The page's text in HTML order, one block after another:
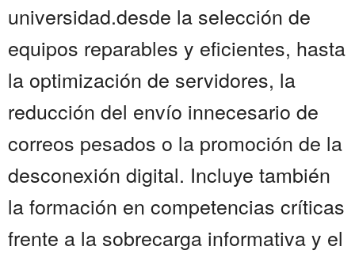
universidad.desde la selección de
equipos reparables y eficientes, hasta
la optimización de servidores, la
reducción del envío innecesario de
correos pesados o la promoción de la
desconexión digital. Incluye también
la formación en competencias críticas
frente a la sobrecarga informativa y el